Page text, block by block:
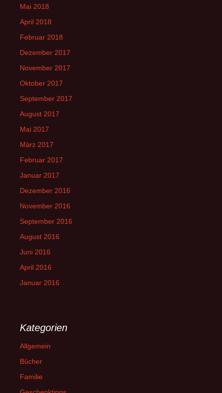
Mai 2018
April 2018
Februar 2018
Dezember 2017
November 2017
Oktober 2017
September 2017
August 2017
Mai 2017
März 2017
Februar 2017
Januar 2017
Dezember 2016
November 2016
September 2016
August 2016
Juni 2016
April 2016
Januar 2016
Kategorien
Allgemein
Bücher
Familie